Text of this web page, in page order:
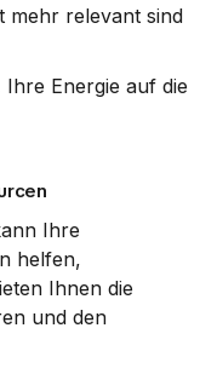
mehr relevant sind
Energie auf die
Ihre
helfen,
Ihnen die
und den